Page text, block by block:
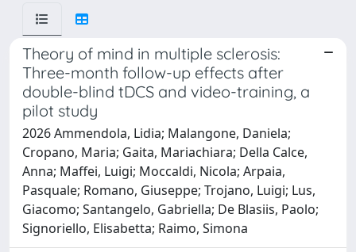
Theory of mind in multiple sclerosis:
Three-month follow-up effects after
double-blind tDCS and video-training, a
pilot study
2026 Ammendola, Lidia; Malangone, Daniela;
Cropano, Maria; Gaita, Mariachiara; Della Calce,
Anna; Maffei, Luigi; Moccaldi, Nicola; Arpaia,
Pasquale; Romano, Giuseppe; Trojano, Luigi; Lus,
Giacomo; Santangelo, Gabriella; De Blasiis, Paolo;
Signoriello, Elisabetta; Raimo, Simona